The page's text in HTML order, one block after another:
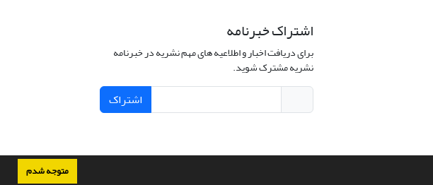
متوجه شدم
اشتراک خبرنامه
برای دریافت اخبار و اطلاعیه های مهم نشریه در خبرنامه
نشریه مشترک شوید.
اشتراک